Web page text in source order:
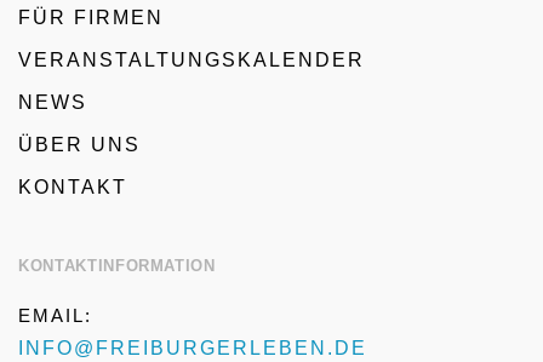
FÜR FIRMEN
VERANSTALTUNGSKALENDER
NEWS
ÜBER UNS
KONTAKT
KONTAKTINFORMATION
EMAIL:
INFO@FREIBURGERLEBEN.DE